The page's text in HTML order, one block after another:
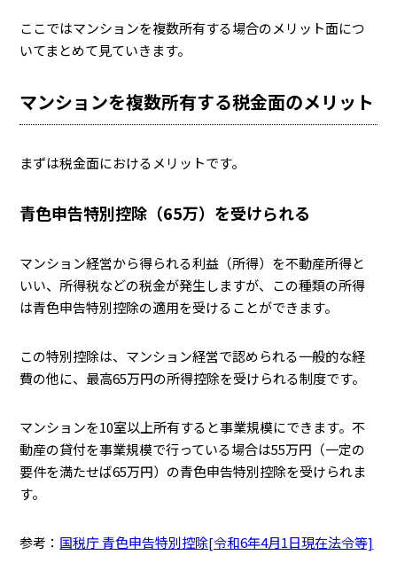
ここではマンションを複数所有する場合のメリット面につ
いてまとめて見ていきます。
マンションを複数所有する税金面のメリット
まずは税金面におけるメリットです。
青色申告特別控除（65万）を受けられる
マンション経営から得られる利益（所得）を不動産所得と
いい、所得税などの税金が発生しますが、この種類の所得
は青色申告特別控除の適用を受けることができます。
この特別控除は、マンション経営で認められる一般的な経
費の他に、最高65万円の所得控除を受けられる制度です。
マンションを10室以上所有すると事業規模にできます。不
動産の貸付を事業規模で行っている場合は55万円（一定の
要件を満たせば65万円）の青色申告特別控除を受けられま
す。
参考： 国税庁 青色申告特別控除[令和6年4月1日現在法令等]